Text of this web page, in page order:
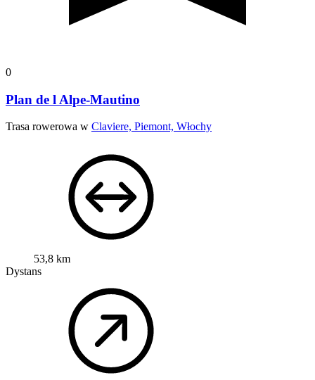
0
Plan de l Alpe-Mautino
Trasa rowerowa w Claviere, Piemont, Włochy
53,8 km
Dystans